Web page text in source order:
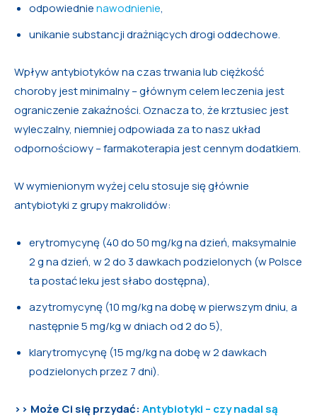
odpowiednienawodnienie,
unikanie substancji drażniących drogi oddechowe.
Wpływ antybiotyków na czas trwania lub ciężkość
choroby jest minimalny – głównym celem leczenia jest
ograniczenie zakaźności. Oznacza to, że krztusiec jest
wyleczalny, niemniej odpowiada za to nasz układ
odpornościowy – farmakoterapia jest cennym dodatkiem.
W wymienionym wyżej celu stosuje się głównie
antybiotyki z grupy makrolidów:
erytromycynę (40 do 50 mg/kg na dzień, maksymalnie
2 g na dzień, w 2 do 3 dawkach podzielonych (w Polsce
ta postać leku jest słabo dostępna),
azytromycynę (10 mg/kg na dobę w pierwszym dniu, a
następnie 5 mg/kg w dniach od 2 do 5),
klarytromycynę (15 mg/kg na dobę w 2 dawkach
podzielonych przez 7 dni).
>> Może Ci się przydać: Antybiotyki – czy nadal są